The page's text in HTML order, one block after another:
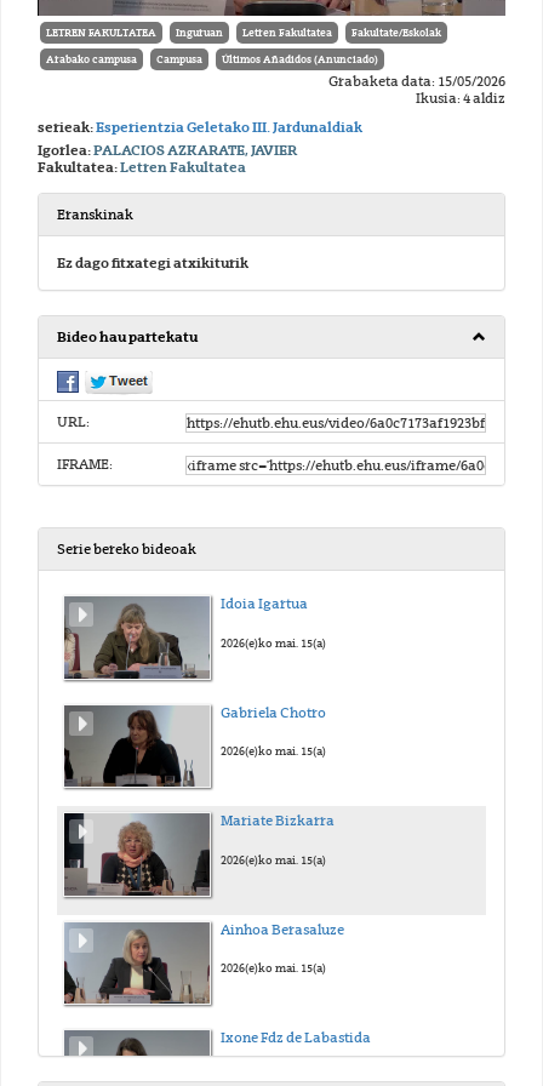
LETREN FAKULTATEA Inguruan Letren Fakultatea Fakultate/Eskolak
Arabako campusa Campusa Últimos Añadidos (Anunciado)
Grabaketa data: 15/05/2026
Ikusia: 4 aldiz
serieak:Esperientzia Geletako III. Jardunaldiak
Igorlea:PALACIOS AZKARATE, JAVIER
Fakultatea:Letren Fakultatea
Eranskinak
Ez dago fitxategi atxikiturik
Bideo hau partekatu
URL:
IFRAME:
Serie bereko bideoak
Idoia Igartua
2026(e)ko mai. 15(a)
Gabriela Chotro
2026(e)ko mai. 15(a)
Mariate Bizkarra
2026(e)ko mai. 15(a)
Ainhoa Berasaluze
2026(e)ko mai. 15(a)
Ixone Fdz de Labastida